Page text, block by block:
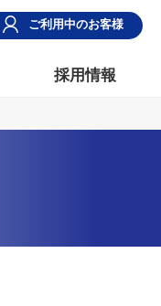
ご利用中のお客様
採用情報